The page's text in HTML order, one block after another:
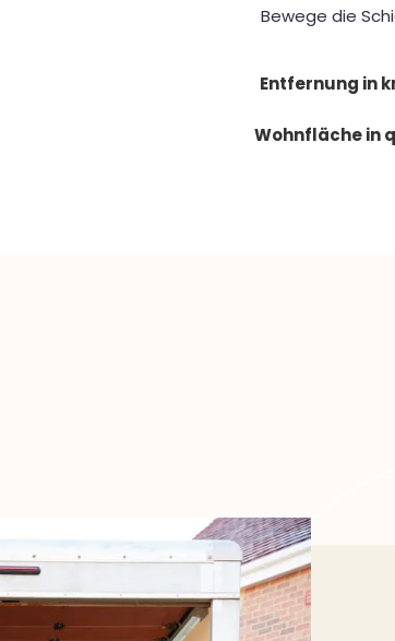
Bewege die
Entfernung in
Wohnfläche in